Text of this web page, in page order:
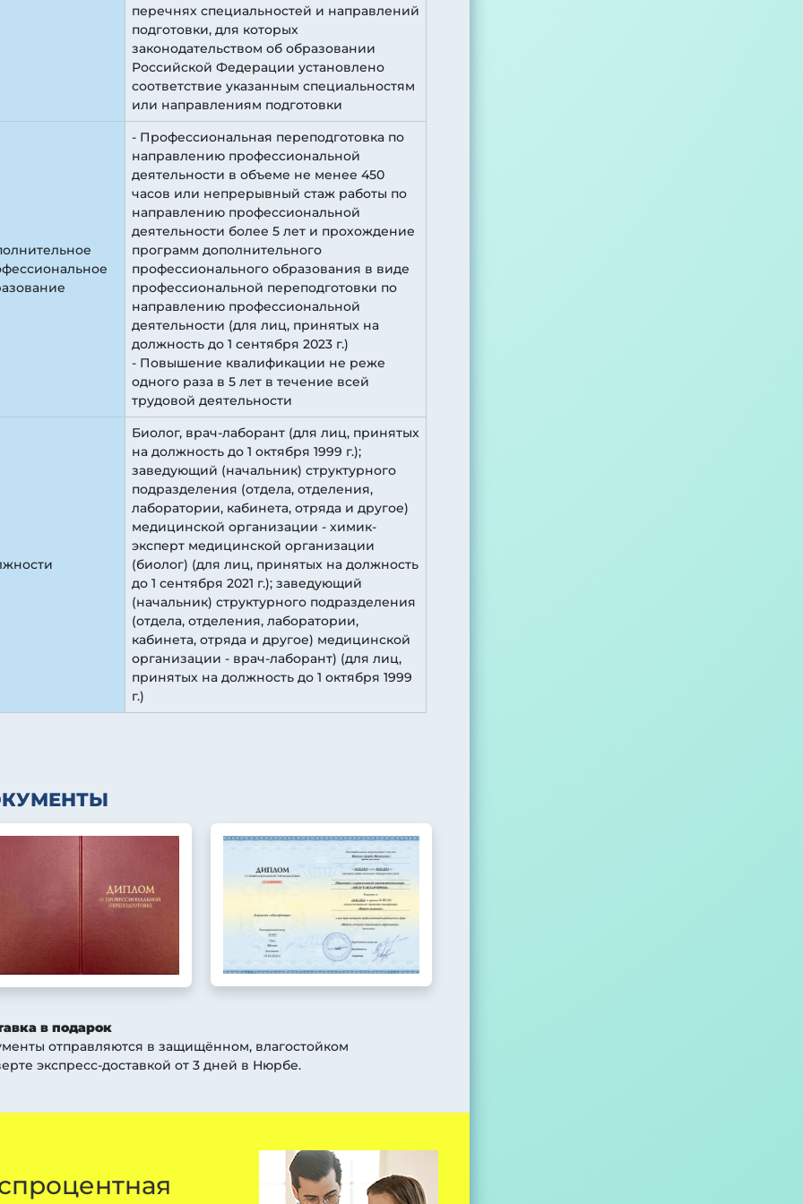
перечнях специальностей и направлений
подготовки, для которых
законодательством об образовании
Российской Федерации установлено
соответствие указанным специальностям
или направлениям подготовки
- Профессиональная переподготовка по
направлению профессиональной
деятельности в объеме не менее 450
часов или непрерывный стаж работы по
направлению профессиональной
деятельности более 5 лет и прохождение
программ дополнительного
профессионального образования в виде
профессиональной переподготовки по
направлению профессиональной
деятельности (для лиц, принятых на
должность до 1 сентября 2023 г.)
- Повышение квалификации не реже
одного раза в 5 лет в течение всей
трудовой деятельности
Биолог, врач-лаборант (для лиц, принятых
на должность до 1 октября 1999 г.);
заведующий (начальник) структурного
подразделения (отдела, отделения,
лаборатории, кабинета, отряда и другое)
медицинской организации - химик-
эксперт медицинской организации
(биолог) (для лиц, принятых на должность
до 1 сентября 2021 г.); заведующий
(начальник) структурного подразделения
(отдела, отделения, лаборатории,
кабинета, отряда и другое) медицинской
организации - врач-лаборант) (для лиц,
принятых на должность до 1 октября 1999
г.)
в подарок
отправляются в защищённом, влагостойком
экспресс-доставкой от 3 дней в Нюрбе.